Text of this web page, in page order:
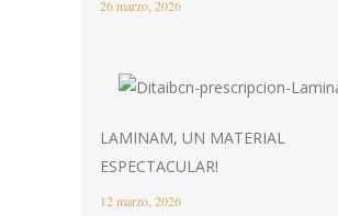
26 marzo, 2026
LAMINAM, UN MATERIAL
ESPECTACULAR!
12 marzo, 2026